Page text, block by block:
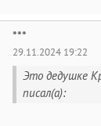
***
29.11.2024 19:22
Это дедушке
писал(а):